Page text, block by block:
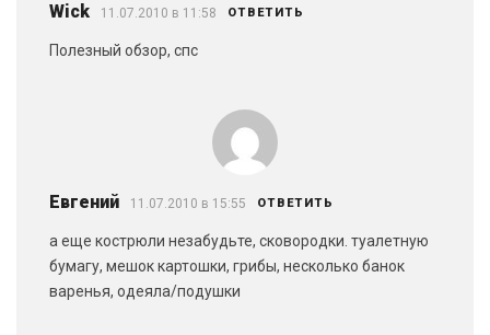
Wick 11.07.2010 в 11:58 ОТВЕТИТЬ
Полезный обзор, спс
Евгений 11.07.2010 в 15:55 ОТВЕТИТЬ
а еще кострюли незабудьте, сковородки. туалетную
бумагу, мешок картошки, грибы, несколько банок
варенья, одеяла/подушки